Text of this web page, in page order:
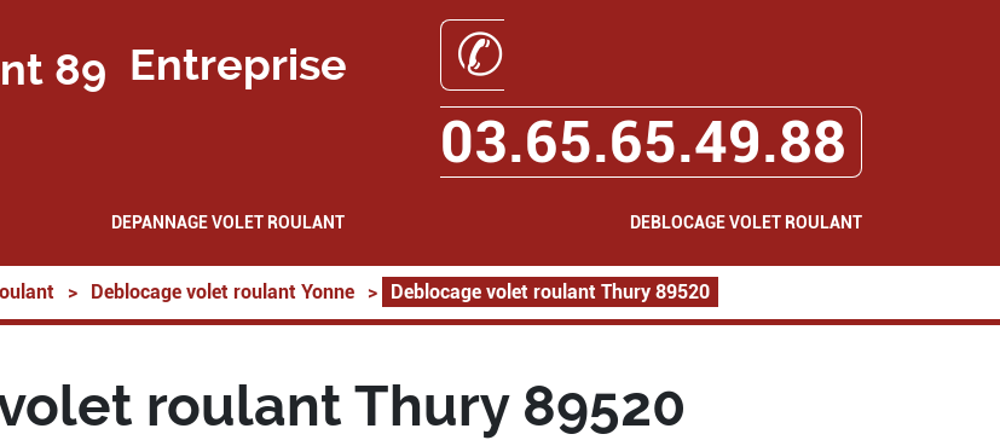
Entreprise
✆
03.65.65.49.88
DEPANNAGE VOLET ROULANT DEBLOCAGE VOLET ROULANT
> Deblocage volet roulant Yonne > Deblocage volet roulant Thury 89520
roulant Thury 89520